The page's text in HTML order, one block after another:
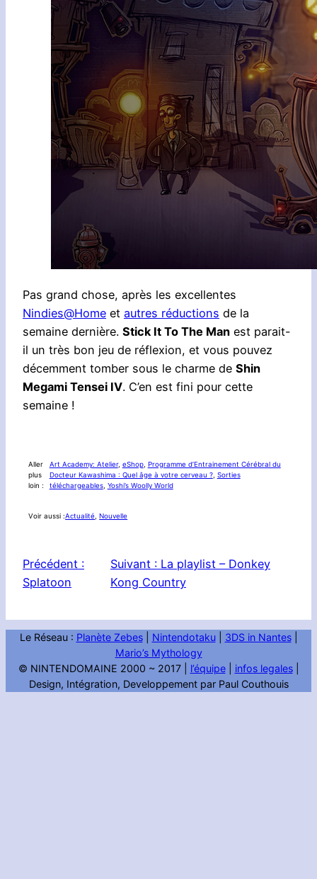
Pas grand chose, après les excellentes
Nindies@Home et autres réductions de la
semaine dernière. Stick It To The Man est parait-
il un très bon jeu de réflexion, et vous pouvez
décemment tomber sous le charme de Shin
Megami Tensei IV. C’en est fini pour cette
semaine !
Aller
plus
loin :
Art Academy: Atelier, eShop, Programme d’Entrainement Cérébral du
Docteur Kawashima : Quel âge à votre cerveau ?, Sorties
téléchargeables, Yoshi’s Woolly World
Voir aussi :Actualité , Nouvelle
Précédent :
Splatoon
Suivant : La playlist – Donkey
Kong Country
Le Réseau : Planète Zebes| Nintendotaku| 3DS in Nantes|
Mario’s Mythology
© NINTENDOMAINE 2000 ~ 2017 | l’équipe| infos legales|
Design, Intégration, Developpement par Paul Couthouis